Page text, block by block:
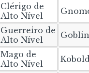
Clérigo de
Alto Nível
Guerreiro de
Alto Nível
Goblin
Mago de
Alto Nível